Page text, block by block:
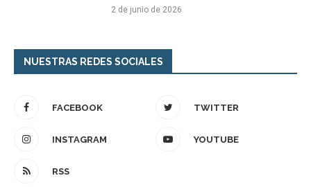
2 de junio de 2026
NUESTRAS REDES SOCIALES
FACEBOOK TWITTER
INSTAGRAM YOUTUBE
RSS